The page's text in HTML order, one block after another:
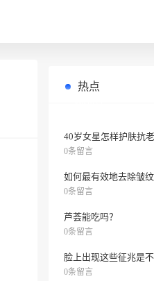
热点
40岁女星怎样护肤抗老
0条留言
如何最有效地去除皱纹
0条留言
芦荟能吃吗？
0条留言
脸上出现这些征兆是
0条留言